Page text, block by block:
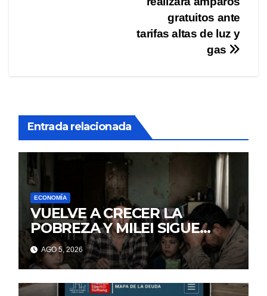
gratuitos ante
tarifas altas de luz y
gas
Entrada relacionada
ECONOMÍA
VUELVE A CRECER LA
POBREZA Y MILEI SIGUE
MINTIENDO
AGO 5, 2026